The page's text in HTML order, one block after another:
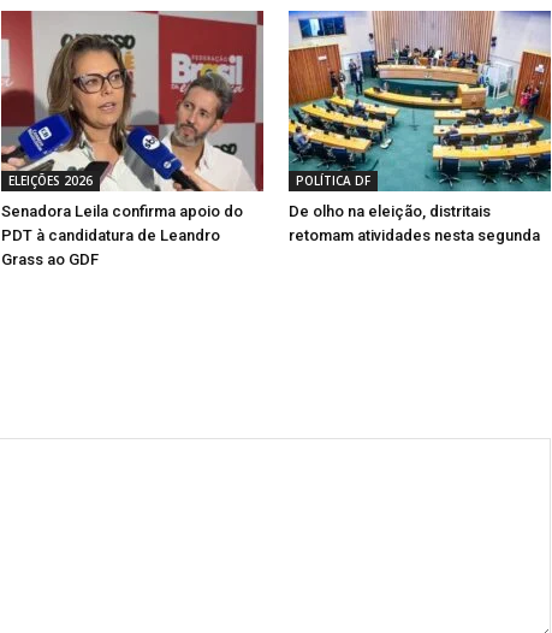
ELEIÇÕES 2026
Senadora Leila confirma apoio do
PDT à candidatura de Leandro
Grass ao GDF
POLÍTICA DF
De olho na eleição, distritais
retomam atividades nesta segunda